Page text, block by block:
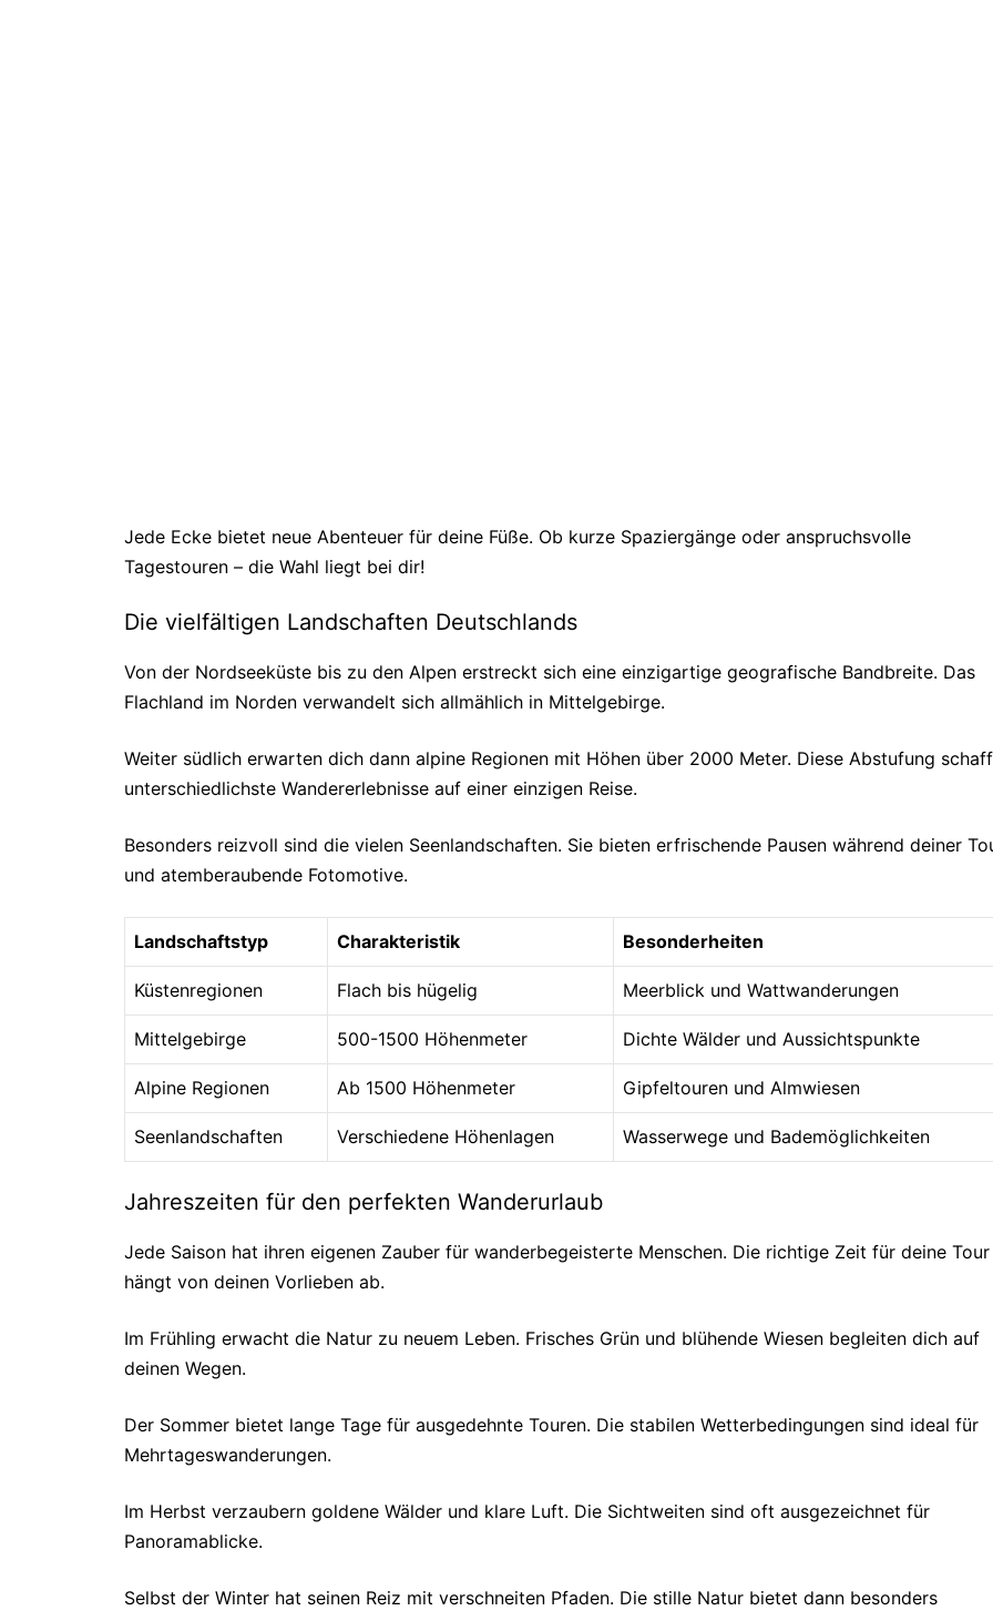
Jede Ecke bietet neue Abenteuer für deine Füße. Ob kurze Spaziergänge oder anspruchsvolle
Tagestouren – die Wahl liegt bei dir!
Die vielfältigen Landschaften Deutschlands
Von der Nordseeküste bis zu den Alpen erstreckt sich eine einzigartige geografische Bandbreite. Das
Flachland im Norden verwandelt sich allmählich in Mittelgebirge.
Weiter südlich erwarten dich dann alpine Regionen mit Höhen über 2000 Meter. Diese Abstufung
unterschiedlichste Wandererlebnisse auf einer einzigen Reise.
Besonders reizvoll sind die vielen Seenlandschaften. Sie bieten erfrischende Pausen während deiner
und atemberaubende Fotomotive.
Landschaftstyp Charakteristik Besonderheiten
Küstenregionen Flach bis hügelig Meerblick und Wattwanderungen
Mittelgebirge 500-1500 Höhenmeter Dichte Wälder und Aussichtspunkte
Alpine Regionen Ab 1500 Höhenmeter Gipfeltouren und Almwiesen
Seenlandschaften Verschiedene Höhenlagen Wasserwege und Bademöglichkeiten
Jahreszeiten für den perfekten Wanderurlaub
Jede Saison hat ihren eigenen Zauber für wanderbegeisterte Menschen. Die richtige Zeit für deine Tour
hängt von deinen Vorlieben ab.
Im Frühling erwacht die Natur zu neuem Leben. Frisches Grün und blühende Wiesen begleiten dich auf
deinen Wegen.
Der Sommer bietet lange Tage für ausgedehnte Touren. Die stabilen Wetterbedingungen sind ideal für
Mehrtageswanderungen.
Im Herbst verzaubern goldene Wälder und klare Luft. Die Sichtweiten sind oft ausgezeichnet für
Panoramablicke.
Selbst der Winter hat seinen Reiz mit verschneiten Pfaden. Die stille Natur bietet dann besonders